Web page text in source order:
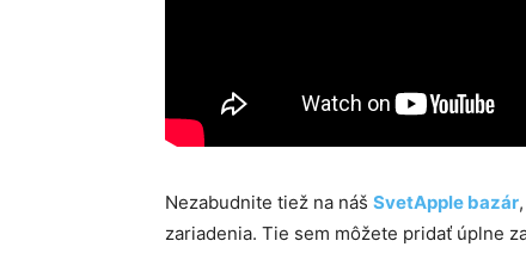
Nezabudnite tiež na náš SvetApple bazár
zariadenia. Tie sem môžete pridať úplne